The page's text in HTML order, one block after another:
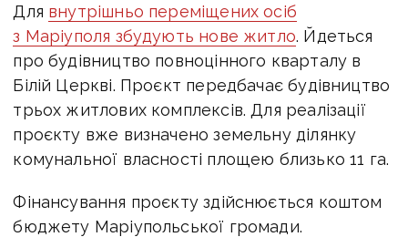
Для внутрішньо переміщених осіб
з Маріуполя збудують нове житло. Йдеться
про будівництво повноцінного кварталу в
Білій Церкві. Проєкт передбачає будівництво
трьох житлових комплексів. Для реалізації
проєкту вже визначено земельну ділянку
комунальної власності площею близько 11 га.
Фінансування проєкту здійснюється коштом
бюджету Маріупольської громади.